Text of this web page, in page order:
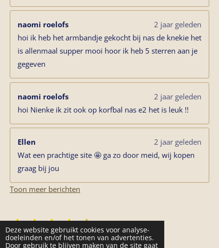
Deze website gebruikt cookies voor analyse-
doeleinden en/of het tonen van advertenties.
Door gebruik te blijven maken van de site gaat
naomi roelofs
2 jaar geleden
hoi ik heb het armbandje gekocht bij nas de knekie het
is allenmaal supper mooi hoor ik heb 5 sterren aan je
gegeven
naomi roelofs
2 jaar geleden
hoi Nienke ik zit ook op korfbal nas e2 het is leuk !!
Ellen
2 jaar geleden
Wat een prachtige site 🤩 ga zo door meid, wij kopen
graag bij jou
Toon meer berichten
R
a
1
s
2
s
3
s
4
s
5
s
S
t
e
11 stemmen